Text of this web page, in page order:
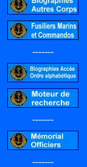
-------
-------
-------